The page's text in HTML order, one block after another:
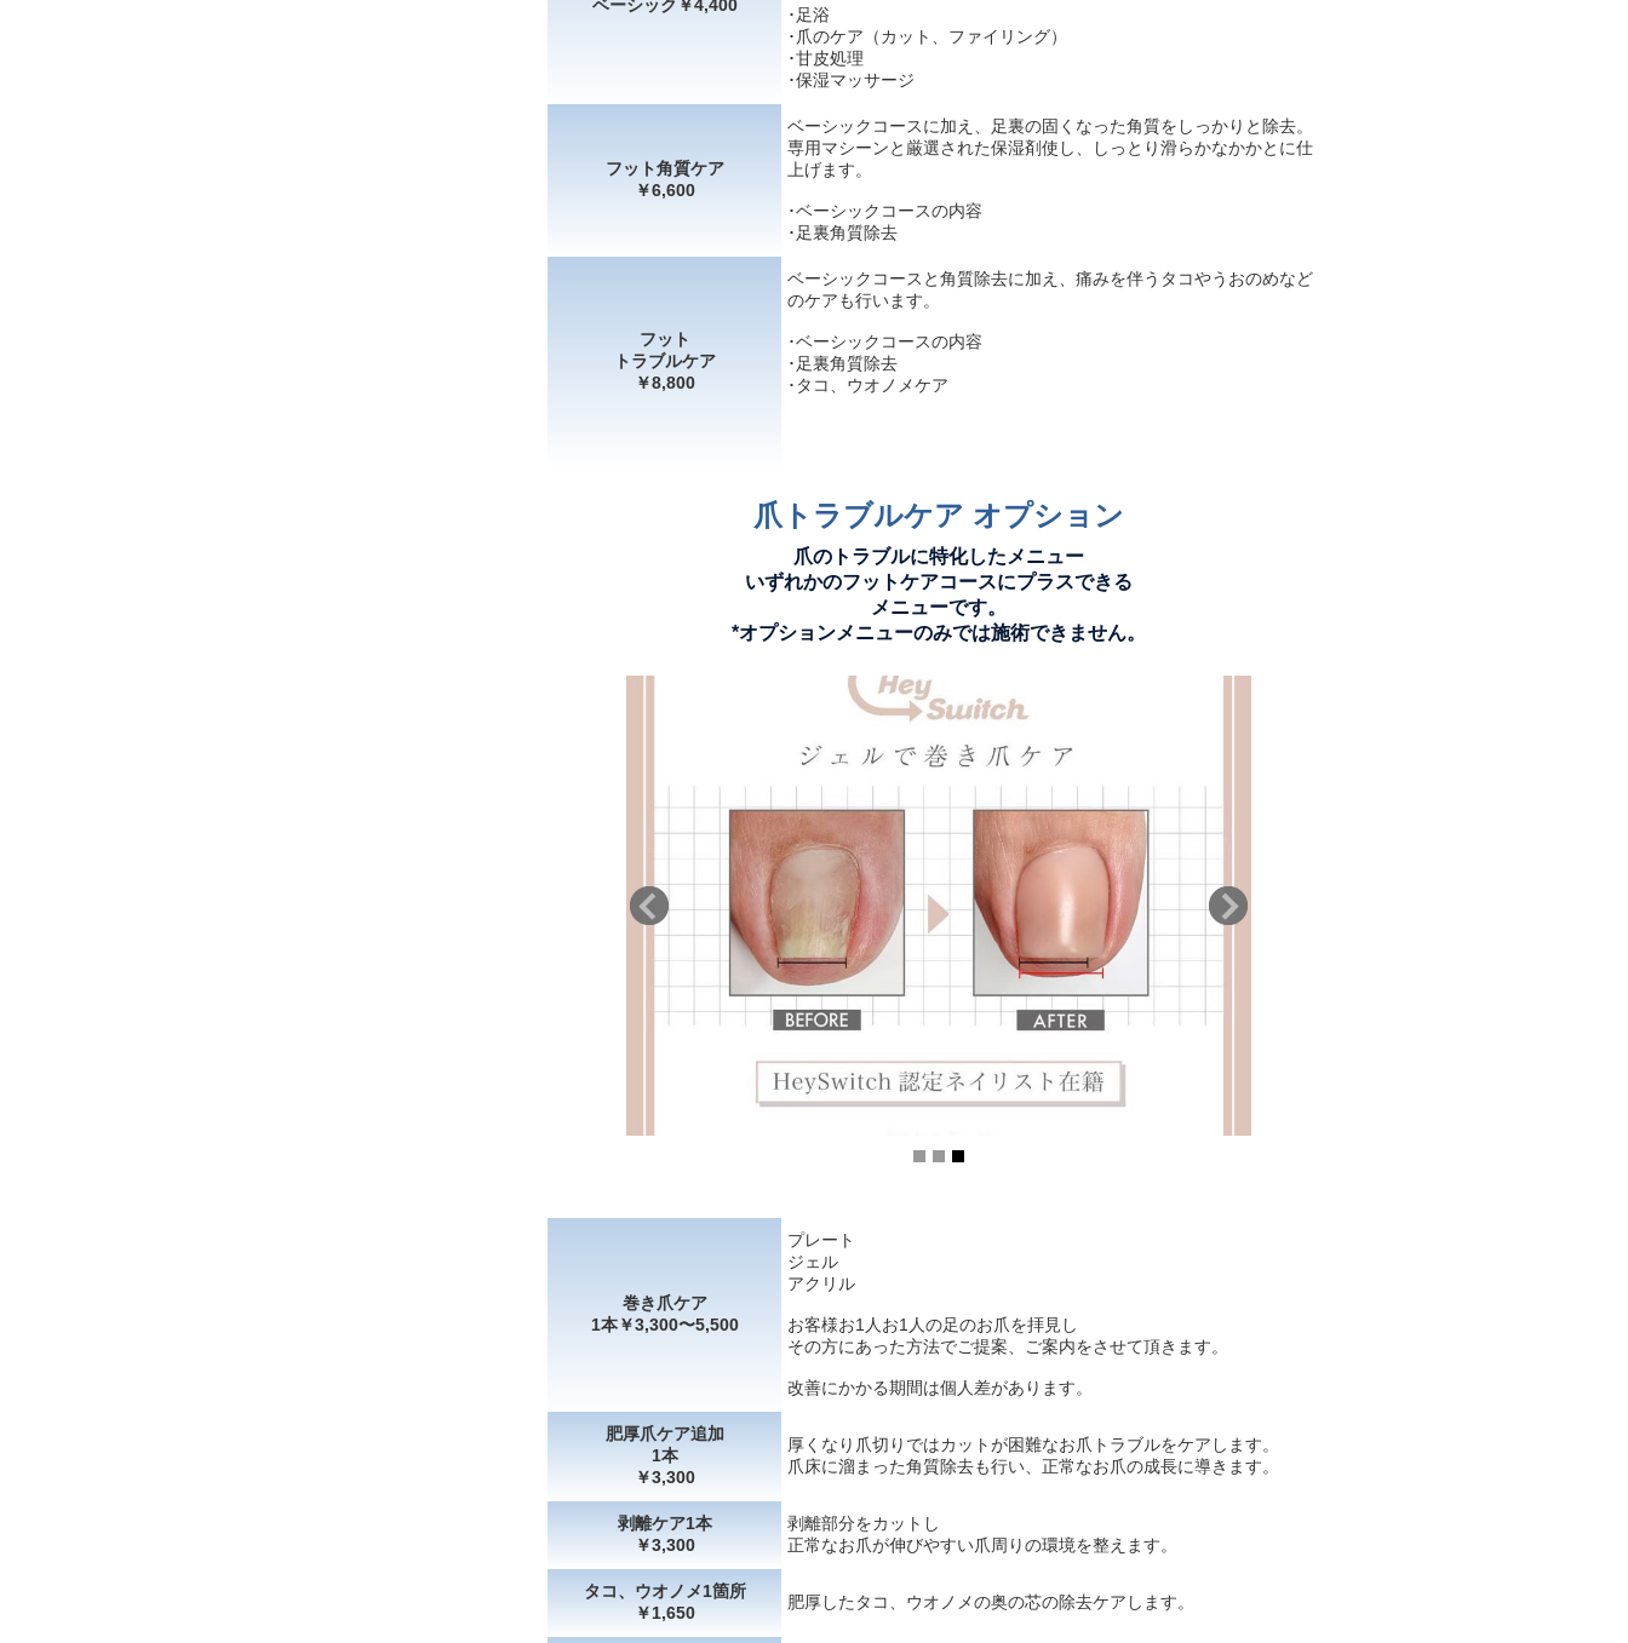
ベーシック￥4,400
･足浴
･爪のケア（カット、ファイリング）
･甘皮処理
･保湿マッサージ
フット角質ケア
￥6,600
ベーシックコースに加え、足裏の固くなった角質をしっかりと除去。
専用マシーンと厳選された保湿剤使し、しっとり滑らかなかかとに仕
上げます。
･ベーシックコースの内容
･足裏角質除去
フット
トラブルケア
￥8,800
ベーシックコースと角質除去に加え、痛みを伴うタコやうおのめなど
のケアも行います。
･ベーシックコースの内容
･足裏角質除去
･タコ、ウオノメケア
爪トラブルケア オプション
爪のトラブルに特化したメニュー
いずれかのフットケアコースにプラスできる
メニューです。
*オプションメニューのみでは施術できません。
巻き爪ケア
1本￥3,300〜5,500
プレート
ジェル
アクリル
お客様お1人お1人の足のお爪を拝見し
その方にあった方法でご提案、ご案内をさせて頂きます。
改善にかかる期間は個人差があります。
肥厚爪ケア追加
1本
￥3,300
厚くなり爪切りではカットが困難なお爪トラブルをケアします。
爪床に溜まった角質除去も行い、正常なお爪の成長に導きます。
剥離ケア1本
￥3,300
剥離部分をカットし
正常なお爪が伸びやすい爪周りの環境を整えます。
タコ、ウオノメ1箇所
￥1,650
肥厚したタコ、ウオノメの奥の芯の除去ケアします。